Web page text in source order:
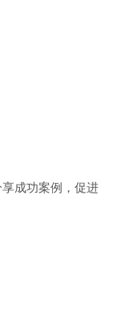
成功案例，促进